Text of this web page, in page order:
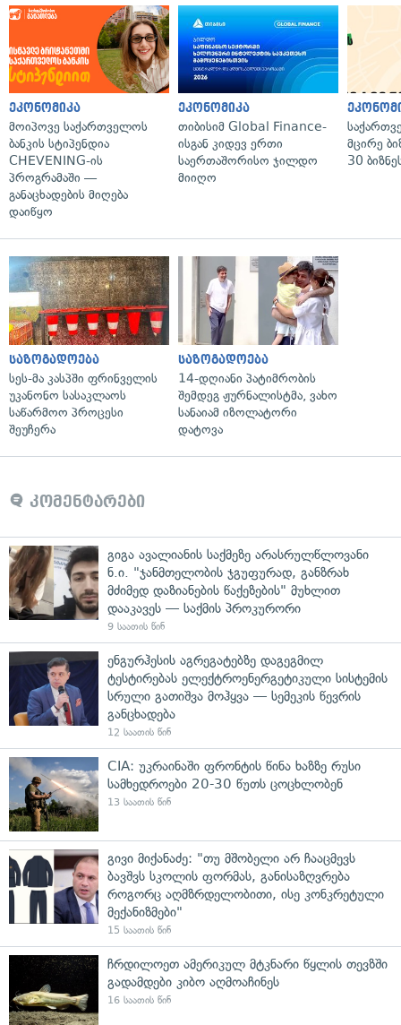
ეკონომიკა
მოიპოვე საქართველოს
ბანკის სტიპენდია
CHEVENING-ის
პროგრამაში —
განაცხადების მიღება
დაიწყო
ეკონომიკა
თიბისიმ Global Finance-
ისგან კიდევ ერთი
საერთაშორისო ჯილდო
მიიღო
მცირე
30
საზოგადოება
სეს-მა კასპში ფრინველის
უკანონო სასაკლაოს
საწარმოო პროცესი
შეუჩერა
საზოგადოება
14-დღიანი პატიმრობის
შემდეგ ჟურნალისტმა, ვახო
სანაიამ იზოლატორი
დატოვა
კომენტარები
გიგა ავალიანის საქმეზე არასრულწლოვანი
ნ.ი. "ჯანმთელობის ჯგუფურად, განზრახ
მძიმედ დაზიანების წაქეზების" მუხლით
დააკავეს — საქმის პროკურორი
9 საათის წინ
ენგურჰესის აგრეგატებზე დაგეგმილ
ტესტირებას ელექტროენერგეტიკული სისტემის
სრული გათიშვა მოჰყვა — სემეკის წევრის
განცხადება
12 საათის წინ
CIA: უკრაინაში ფრონტის წინა ხაზზე რუსი
სამხედროები 20-30 წუთს ცოცხლობენ
13 საათის წინ
გივი მიქანაძე: "თუ მშობელი არ ჩააცმევს
ბავშვს სკოლის ფორმას, განისაზღვრება
როგორც აღმზრდელობითი, ისე კონკრეტული
მექანიზმები"
15 საათის წინ
ჩრდილოეთ ამერიკულ მტკნარი წყლის თევზში
გადამდები კიბო აღმოაჩინეს
16 საათის წინ